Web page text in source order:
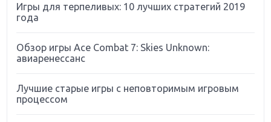
Игры для терпеливых: 10 лучших стратегий 2019
года
Обзор игры Ace Combat 7: Skies Unknown:
авиаренессанс
Лучшие старые игры с неповторимым игровым
процессом